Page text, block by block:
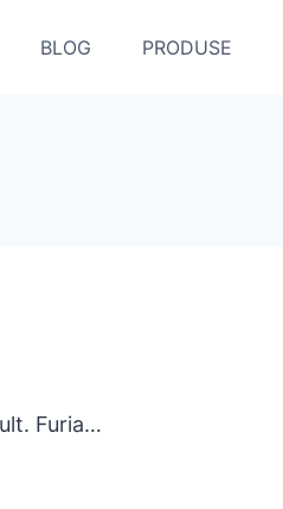
BLOG PRODUSE
Furia…